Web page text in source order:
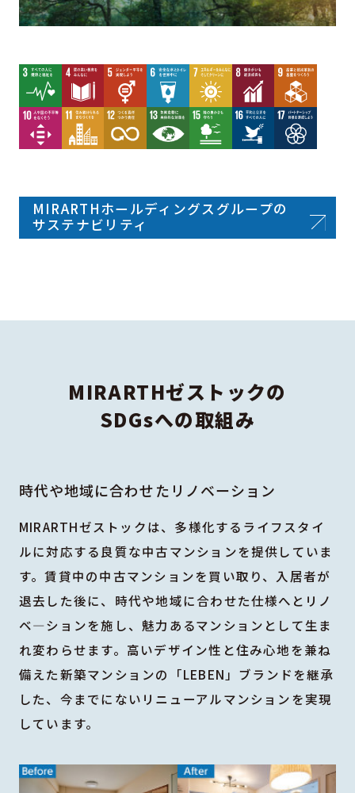
MIRARTHホールディングスグループの
サステナビリティ
MIRARTHゼストックの
SDGsへの取組み
時代や地域に合わせたリノベーション
MIRARTHゼストックは、多様化するライフスタイ
ルに対応する良質な中古マンションを提供していま
す。賃貸中の中古マンションを買い取り、入居者が
退去した後に、時代や地域に合わせた仕様へとリノ
ベ―ションを施し、魅力あるマンションとして生ま
れ変わらせます。高いデザイン性と住み心地を兼ね
備えた新築マンションの「LEBEN」ブランドを継承
した、今までにないリニューアルマンションを実現
しています。